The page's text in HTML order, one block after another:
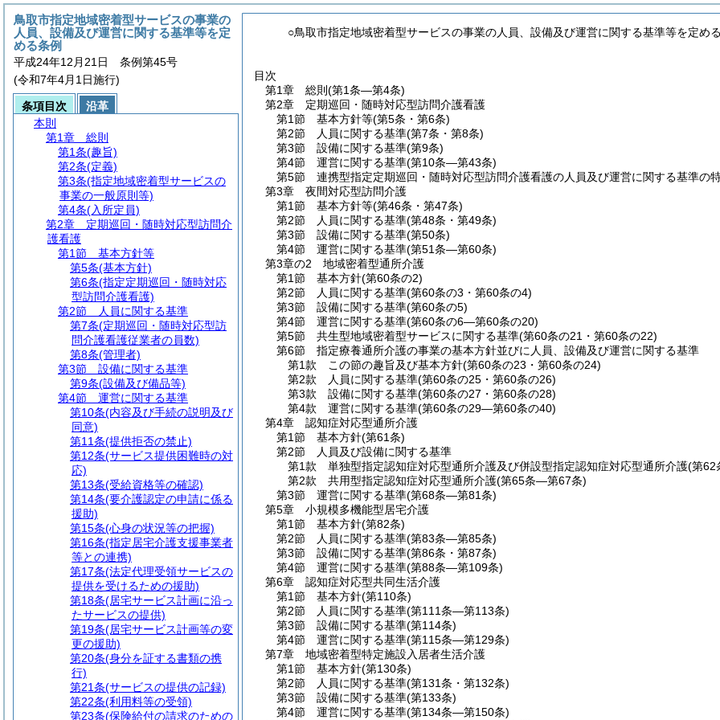
○鳥取市指定地域密着型サービスの事業の人員、設備及び運営に関する基準等を定め
目次
第1章
総則 (第1条―第4条)
第2章
定期巡回・随時対応型訪問介護看護
第1節
基本方針等(第5条・第6条)
第2節
人員に関する基準(第7条・第8条)
第3節
設備に関する基準(第9条)
第4節
運営に関する基準(第10条―第43条)
第5節
連携型指定定期巡回・随時対応型訪問介護看護の人員及び運営に関する基準の
第3章
夜間対応型訪問介護
第1節
基本方針等(第46条・第47条)
第2節
人員に関する基準(第48条・第49条)
第3節
設備に関する基準(第50条)
第4節
運営に関する基準(第51条―第60条)
第3章の2
地域密着型通所介護
第1節
基本方針(第60条の2)
第2節
人員に関する基準(第60条の3・第60条の4)
第3節
設備に関する基準(第60条の5)
第4節
運営に関する基準(第60条の6―第60条の20)
第5節
共生型地域密着型サービスに関する基準(第60条の21・第60条の22)
第6節
指定療養通所介護の事業の基本方針並びに人員、設備及び運営に関する基準
第1款
この節の趣旨及び基本方針(第60条の23・第60条の24)
第2款
人員に関する基準(第60条の25・第60条の26)
第3款
設備に関する基準(第60条の27・第60条の28)
第4款
運営に関する基準(第60条の29―第60条の40)
第4章
認知症対応型通所介護
第1節
基本方針(第61条)
第2節
人員及び設備に関する基準
第1款
単独型指定認知症対応型通所介護及び併設型指定認知症対応型通所介護(第62
第2款
共用型指定認知症対応型通所介護(第65条―第67条)
第3節
運営に関する基準(第68条―第81条)
第5章
小規模多機能型居宅介護
第1節
基本方針(第82条)
第2節
人員に関する基準(第83条―第85条)
第3節
設備に関する基準(第86条・第87条)
第4節
運営に関する基準(第88条―第109条)
第6章
認知症対応型共同生活介護
第1節
基本方針(第110条)
第2節
人員に関する基準(第111条―第113条)
第3節
設備に関する基準(第114条)
第4節
運営に関する基準(第115条―第129条)
第7章
地域密着型特定施設入居者生活介護
第1節
基本方針(第130条)
第2節
人員に関する基準(第131条・第132条)
第3節
設備に関する基準(第133条)
第4節
運営に関する基準(第134条―第150条)
鳥取市指定地域密着型サービスの事業の
人員、設備及び運営に関する基準等を定
める条例
平成24年12月21日 条例第45号
(令和7年4月1日施行)
条項目次
沿革
本則
第1章
総則
第1条(趣旨)
第2条(定義)
第3条(指定地域密着型サービスの
事業の一般原則等)
第4条(入所定員)
第2章
定期巡回・随時対応型訪問介
護看護
第1節
基本方針等
第5条(基本方針)
第6条(指定定期巡回・随時対応
型訪問介護看護)
第2節
人員に関する基準
第7条(定期巡回・随時対応型訪
問介護看護従業者の員数)
第8条(管理者)
第3節
設備に関する基準
第9条(設備及び備品等)
第4節
運営に関する基準
第10条(内容及び手続の説明及び
同意)
第11条(提供拒否の禁止)
第12条(サービス提供困難時の対
応)
第13条(受給資格等の確認)
第14条(要介護認定の申請に係る
援助)
第15条(心身の状況等の把握)
第16条(指定居宅介護支援事業者
等との連携)
第17条(法定代理受領サービスの
提供を受けるための援助)
第18条(居宅サービス計画に沿っ
たサービスの提供)
第19条(居宅サービス計画等の変
更の援助)
第20条(身分を証する書類の携
行)
第21条(サービスの提供の記録)
第22条(利用料等の受領)
第23条(保険給付の請求のための